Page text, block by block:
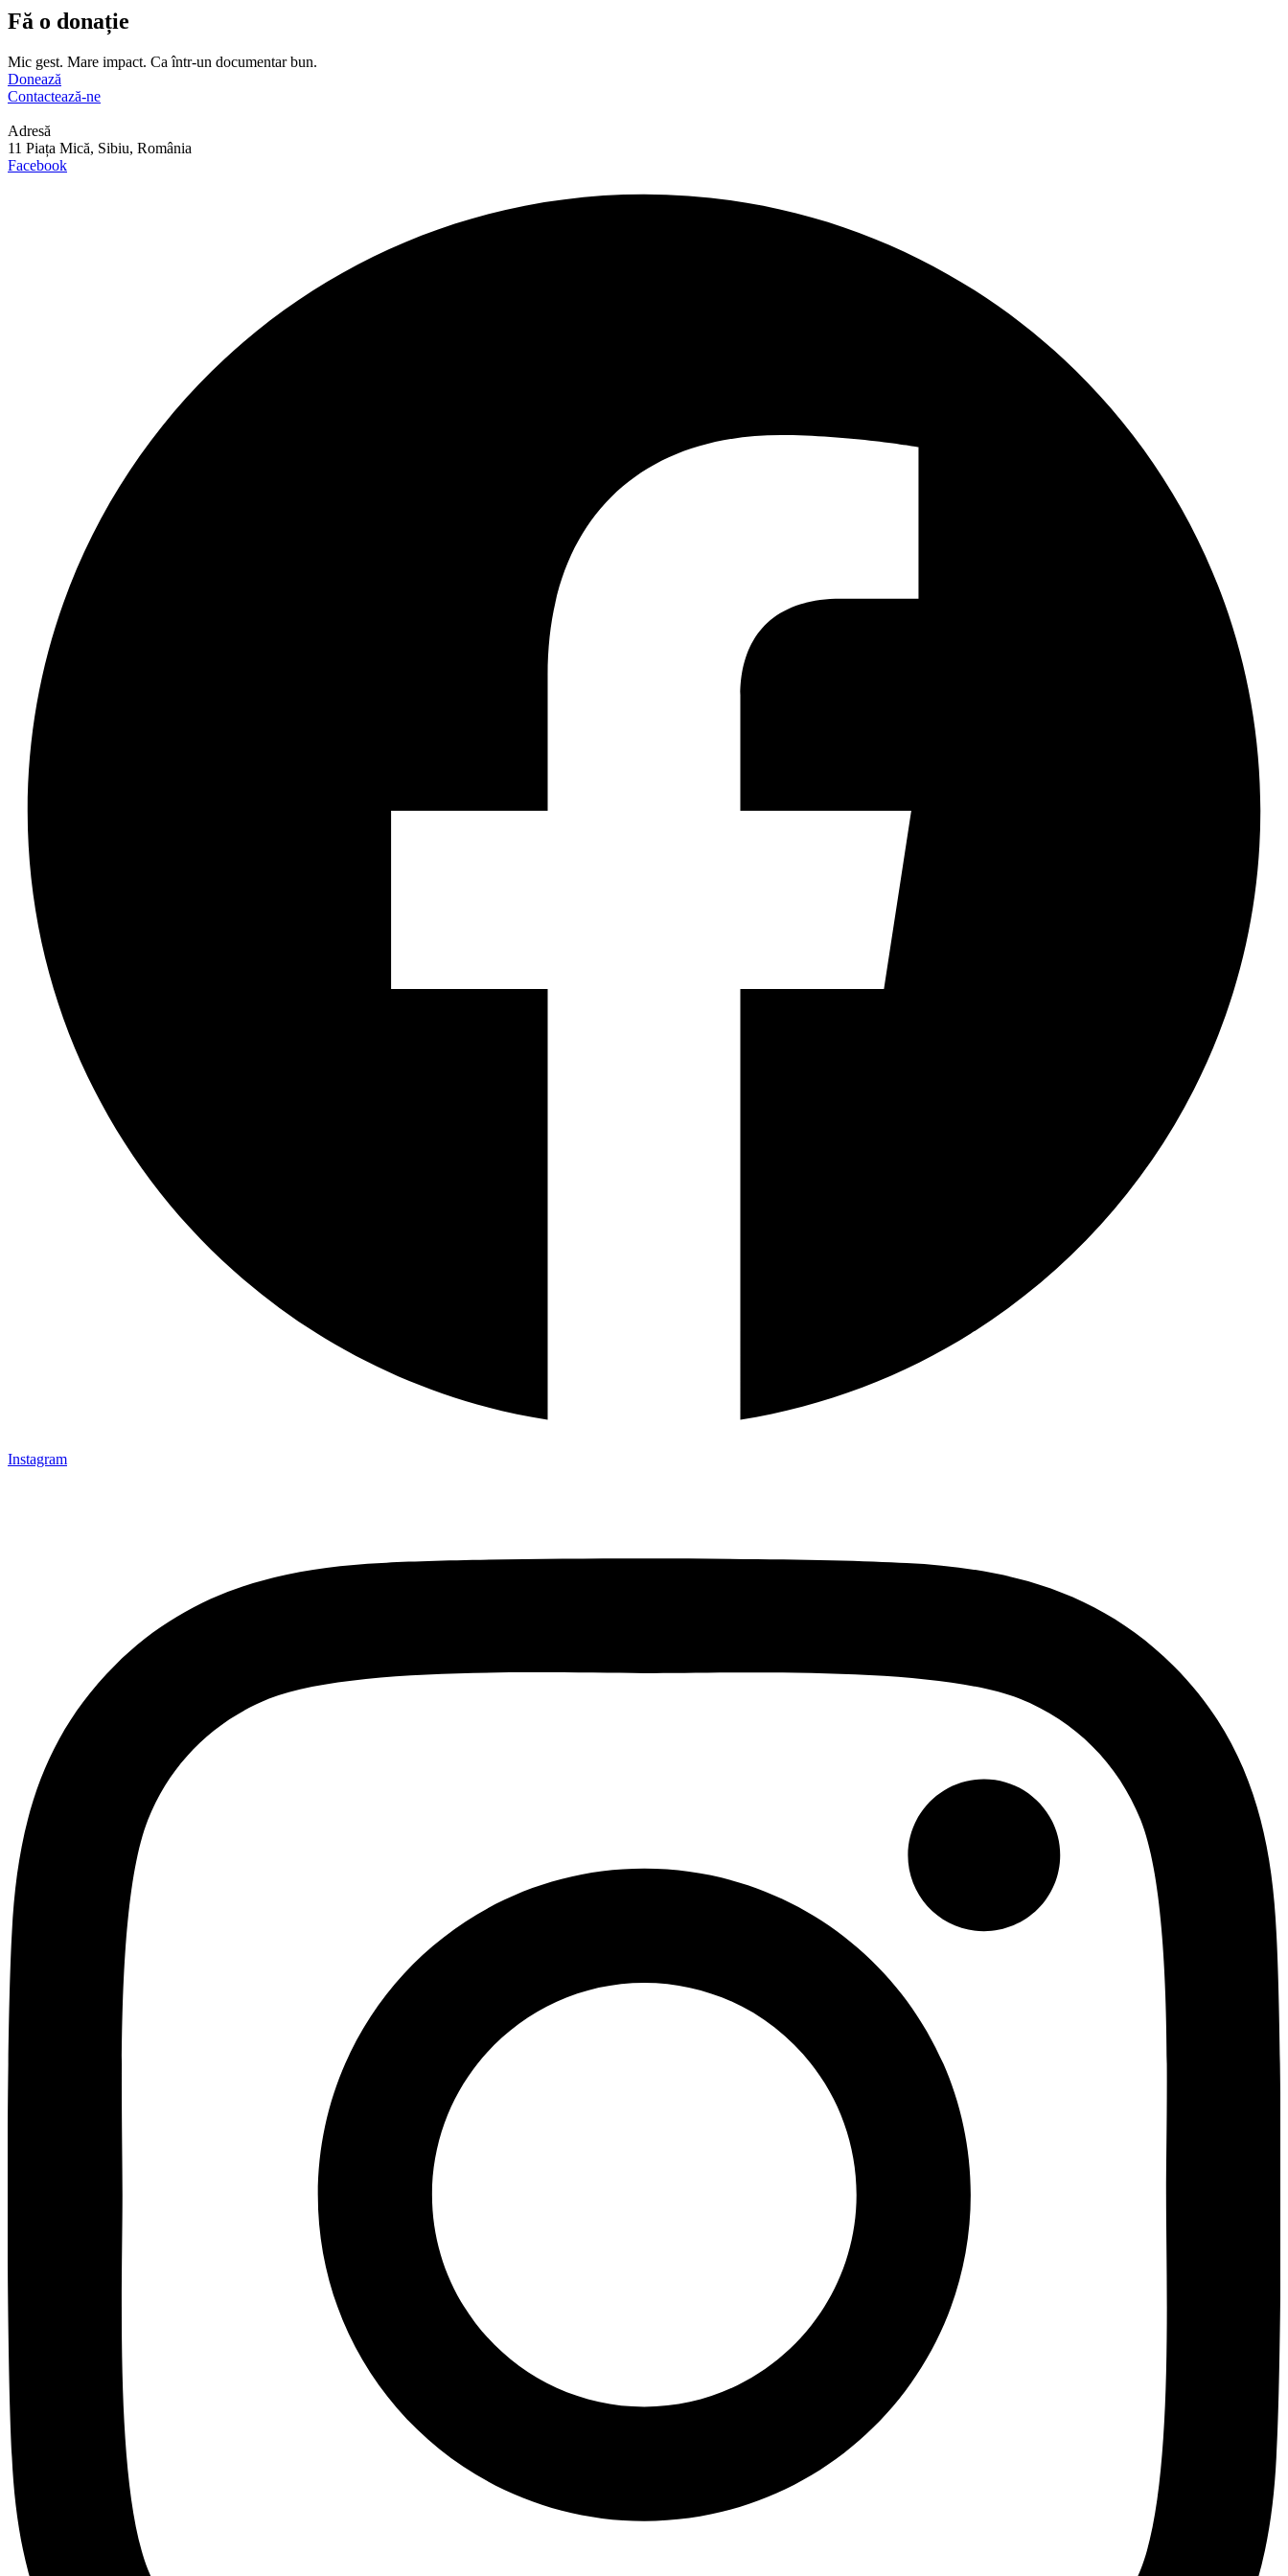
Fă o donație
Mic gest. Mare impact. Ca într-un documentar bun.
Donează
Contactează-ne
Adresă
11 Piața Mică, Sibiu, România
Facebook
Instagram